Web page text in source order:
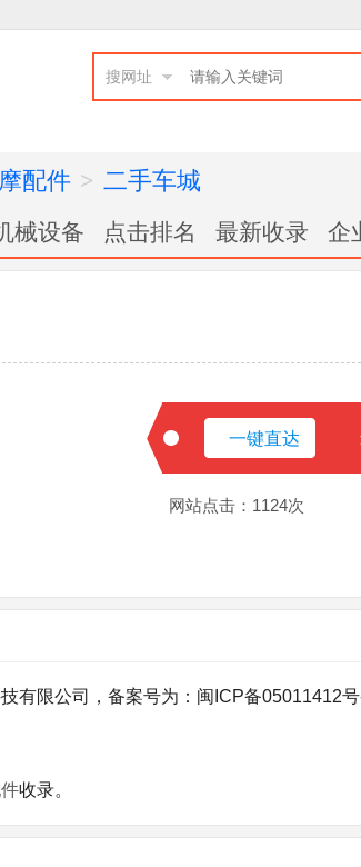
搜网址
配件 > 二手车城
械设备 点击排名 最新收录 企
一键直达
网站点击： 1124次
有限公司，备案号为：闽ICP备05011412
收录。